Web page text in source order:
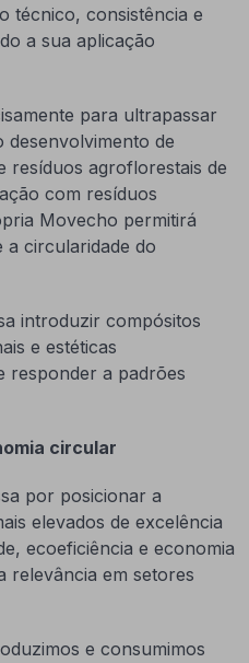
técnico, consistência e
a sua aplicação
para ultrapassar
desenvolvimento de
resíduos agroflorestais de
com resíduos
Movecho permitirá
a circularidade do
introduzir compósitos
e estéticas
responder a padrões
circular
por posicionar a
elevados de excelência
ecoeficiência e economia
relevância em setores
e consumimos